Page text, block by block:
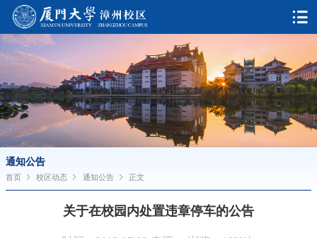
通知公告
首页 校区动态 通知公告 正文
关于在校园内处置违章停车的公告